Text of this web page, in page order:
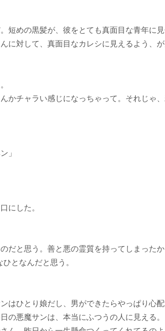
短めの黒髪が、彼をとても真面目な青年に
に対して、真面目なカレシに見えるよう、
かチャラい感じになっちゃって。それじゃ
」
にした。
だと思う。善と悪の霊質を持ってしまった
となんだと思う。
ひとり娘だし、男ができたらやっぱり心配
悪魔サンは、本当にふつうの人に見える。